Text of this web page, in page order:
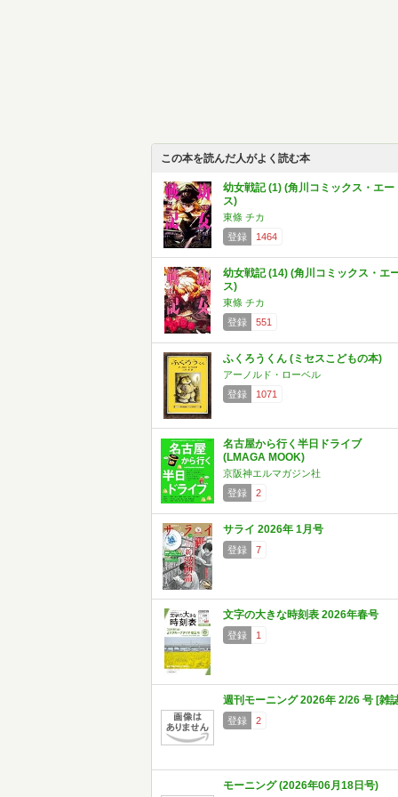
この本を読んだ人がよく読む本
幼女戦記 (1) (角川コミックス・エー
ス)
東條 チカ
登録
1464
幼女戦記 (14) (角川コミックス・エ
ス)
東條 チカ
登録
551
ふくろうくん (ミセスこどもの本)
アーノルド・ローベル
登録
1071
名古屋から行く半日ドライブ
(LMAGA MOOK)
京阪神エルマガジン社
登録
2
サライ 2026年 1月号
登録 7
文字の大きな時刻表 2026年春号
登録 1
週刊モーニング 2026年 2/26 号 [雑
登録 2
モーニング (2026年06月18日号)